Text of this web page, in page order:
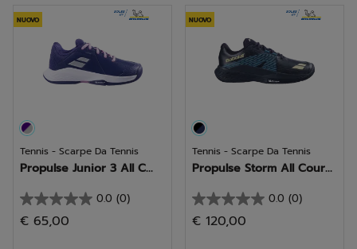
NUOVO
Tennis - Scarpe Da Tennis
Propulse Junior 3 All C...
0.0 (0)
0.0
su
€ 65,00
NUOVO
Tennis - Scarpe Da Tennis
Propulse Storm All Cour...
0.0 (0)
0.0
su
€ 120,00